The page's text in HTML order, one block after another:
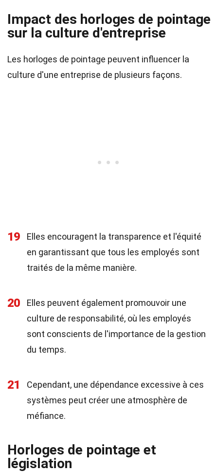
Impact des horloges de pointage
sur la culture d'entreprise
Les horloges de pointage peuvent influencer la
culture d'une entreprise de plusieurs façons.
19
Elles encouragent la transparence et l'équité
en garantissant que tous les employés sont
traités de la même manière.
20
Elles peuvent également promouvoir une
culture de responsabilité, où les employés
sont conscients de l'importance de la gestion
du temps.
21
Cependant, une dépendance excessive à ces
systèmes peut créer une atmosphère de
méfiance.
Horloges de pointage et
législation